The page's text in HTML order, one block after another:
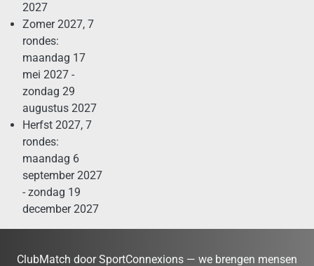
2027
Zomer 2027, 7
rondes:
maandag 17
mei 2027 -
zondag 29
augustus 2027
Herfst 2027, 7
rondes:
maandag 6
september 2027
- zondag 19
december 2027
ClubMatch door SportConnexions — we brengen mensen